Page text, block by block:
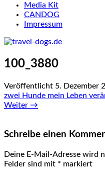
Media Kit
CANDOG
Impressum
100_3880
Veröffentlicht 5. Dezember
zwei Hunde mein Leben
Weiter →
Schreibe einen
Deine E-Mail-Adresse wird
Felder sind mit * markiert